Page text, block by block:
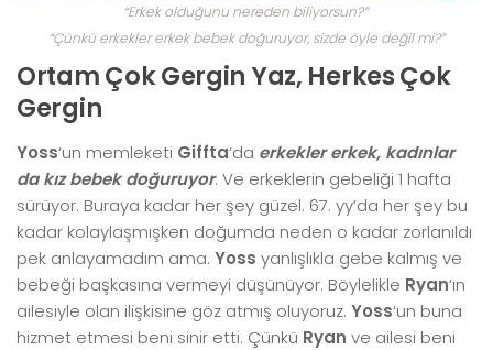
“Erkek olduğunu nereden biliyorsun?”
“Çünkü erkekler erkek bebek doğuruyor, sizde öyle değil mi?”
Ortam Çok Gergin Yaz, Herkes Çok
Gergin
Yoss‘un memleketi Giffta‘da erkekler erkek, kadınlar
da kız bebek doğuruyor. Ve erkeklerin gebeliği 1 hafta
sürüyor. Buraya kadar her şey güzel. 67. yy’da her şey bu
kadar kolaylaşmışken doğumda neden o kadar zorlanıldı
pek anlayamadım ama. Yoss yanlışlıkla gebe kalmış ve
bebeği başkasına vermeyi düşünüyor. Böylelikle Ryan‘ın
ailesiyle olan ilişkisine göz atmış oluyoruz. Yoss‘un buna
hizmet etmesi beni sinir etti. Çünkü Ryan ve ailesi beni